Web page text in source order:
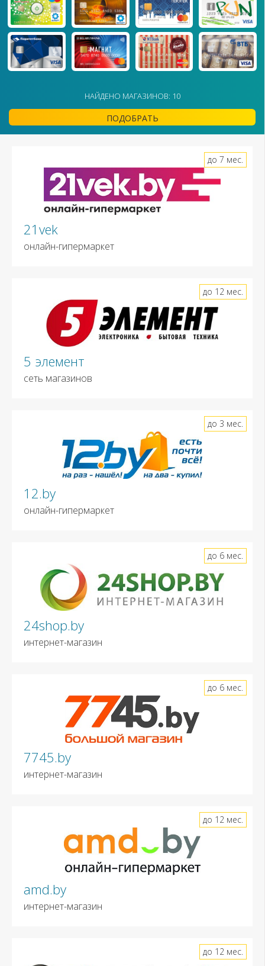
НАЙДЕНО МАГАЗИНОВ: 10
ПОДОБРАТЬ
21vek
онлайн-гипермаркет
до 7 мес.
5 элемент
сеть магазинов
до 12 мес.
12.by
онлайн-гипермаркет
до 3 мес.
24shop.by
интернет-магазин
до 6 мес.
7745.by
интернет-магазин
до 6 мес.
amd.by
интернет-магазин
до 12 мес.
до 12 мес.